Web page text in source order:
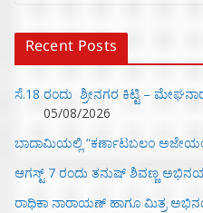
Recent Posts
ಸೆ.18 ರಂದು ಶ್ರೀನಗರ ಕಿಟ್ಟಿ –
05/08/2026
ಬಾದಾಮಿಯಲ್ಲಿ “ಕರ್ಣಾಟಬಲಂ
ಆಗಸ್ಟ್ 7 ರಂದು ತನುಷ್ ಶಿವಣ್ಣ
ರಾಧಿಕಾ ನಾರಾಯಣ್ ಹಾಗೂ ಮಿತ್ರ